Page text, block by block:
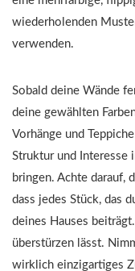
wiederholenden
verwenden.
Sobald deine Wände
deine gewählten
Vorhänge und
Struktur und Interesse
bringen. Achte darauf,
dass jedes Stück, das
deines Hauses
überstürzen lässt.
wirklich einzigartiges